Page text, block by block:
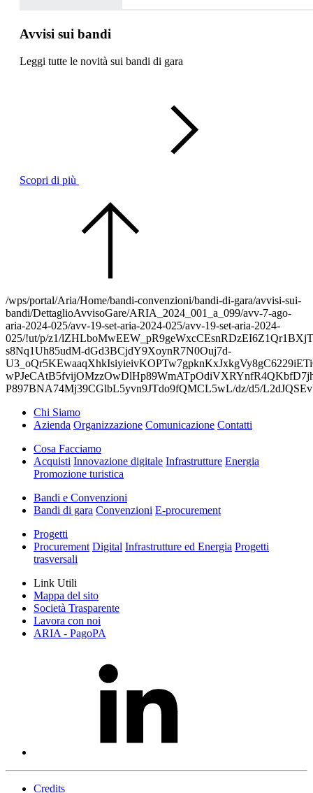
Avvisi sui bandi
Leggi tutte le novità sui bandi di gara
Scopri di più
/wps/portal/Aria/Home/bandi-convenzioni/bandi-di-gara/avvisi-sui-
bandi/DettaglioAvvisoGare/ARIA_2024_001_a_099/avv-7-ago-
aria-2024-025/avv-19-set-aria-2024-025/avv-19-set-aria-2024-
025/!ut/p/z1/
s8Nq1Uh85udM-dGd3BCjdY9XoynR7N0Ouj7d-
P897BNA74Mj39CGlbL5yvn9JTdo9fQMCL5wL/dz/d5/
Chi Siamo
Azienda Organizzazione Comunicazione Contatti
Cosa Facciamo
Acquisti Innovazione digitale Infrastrutture Energia
Promozione turistica
Bandi e Convenzioni
Bandi di gara Convenzioni E-procurement
Progetti
Procurement Digital Infrastrutture ed Energia Progetti
trasversali
Link Utili
Mappa del sito
Società Trasparente
Lavora con noi
ARIA - PagoPA
Credits